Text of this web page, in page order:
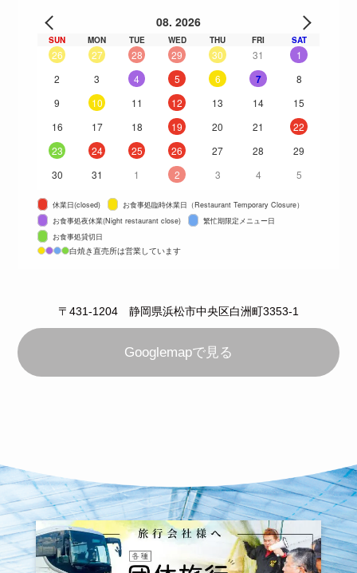
08. 2026
SUN MON TUE WED THU FRI SAT
26 27 28 29 30 31
1
2
3 4 5 6 7
8
9
10 11 12 13 14
15
16
17 18 19 20 21
22
23
24 25 26 27 28
29
30
31 1 2 3 4 5
休業日(closed)
お食事処臨時休業日（Restaurant Temporary Closure）
お食事処夜休業(Night restaurant close)
繁忙期限定メニュー日
お食事処貸切日
白焼き直売所は営業しています
〒431-1204 静岡県浜松市中央区白洲町3353-1
Googlemapで見る